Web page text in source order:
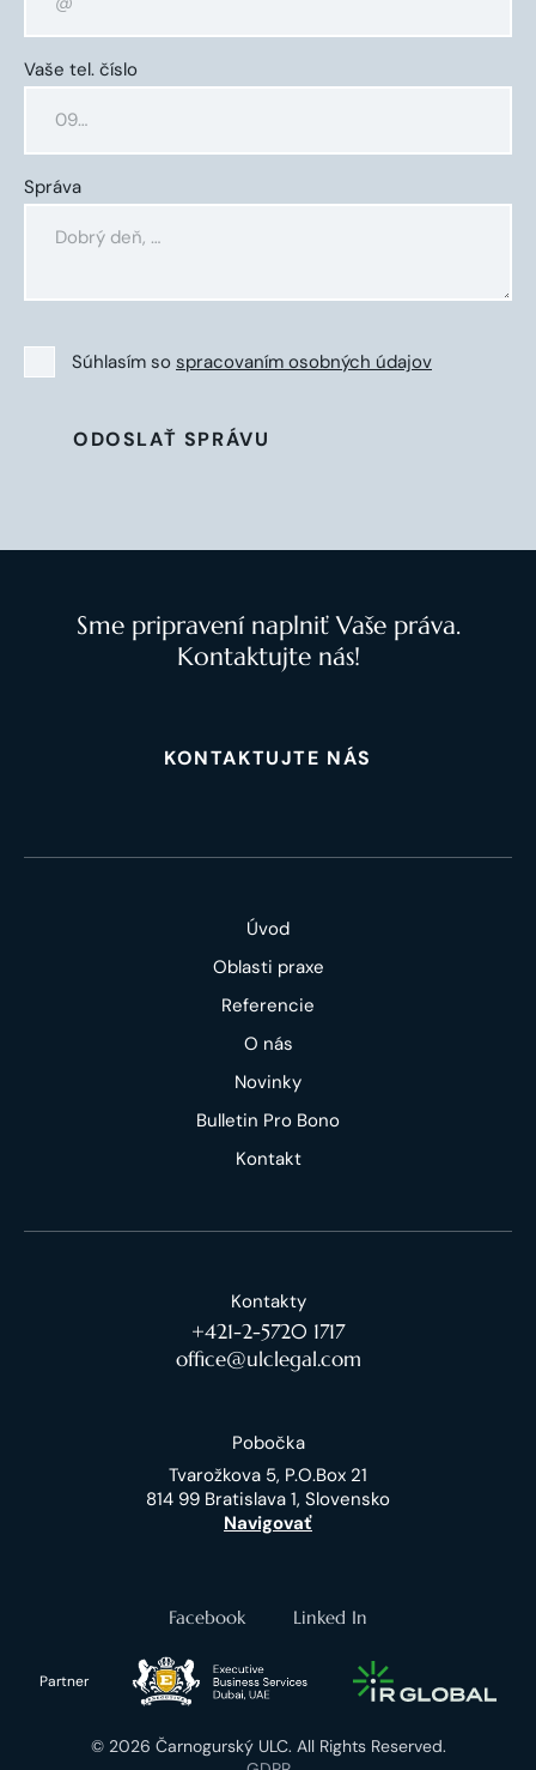
Vaše tel. číslo
Správa
Súhlasím so spracovaním osobných údajov
ODOSLAŤ SPRÁVU
Sme pripravení naplniť Vaše práva.
Kontaktujte nás!
KONTAKTUJTE NÁS
Úvod
Oblasti praxe
Referencie
O nás
Novinky
Bulletin Pro Bono
Kontakt
Kontakty
+421-2-5720 1717
office@ulclegal.com
Pobočka
Tvarožkova 5, P.O.Box 21
814 99 Bratislava 1, Slovensko
Navigovať
Facebook Linked In
Partner
© 2026 Čarnogurský ULC. All Rights Reserved.